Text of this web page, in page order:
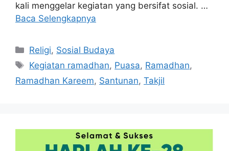
kali menggelar kegiatan yang bersifat sosial. …
Baca Selengkapnya
Kategori
Religi, Sosial Budaya
Tag
Kegiatan ramadhan, Puasa, Ramadhan,
Ramadhan Kareem, Santunan, Takjil